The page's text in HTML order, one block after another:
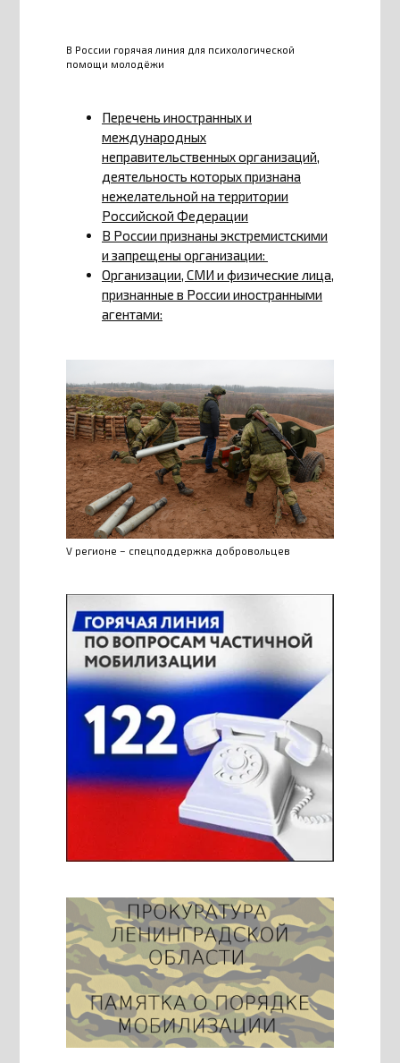
В России горячая линия для психологической
помощи молодёжи
Перечень иностранных и
международных
неправительственных организаций,
деятельность которых признана
нежелательной на территории
Российской Федерации
В России признаны экстремистскими
и запрещены организации:
Организации, СМИ и физические лица,
признанные в России иностранными
агентами:
V регионе – спецподдержка добровольцев